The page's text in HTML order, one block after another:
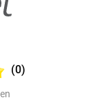
(0)